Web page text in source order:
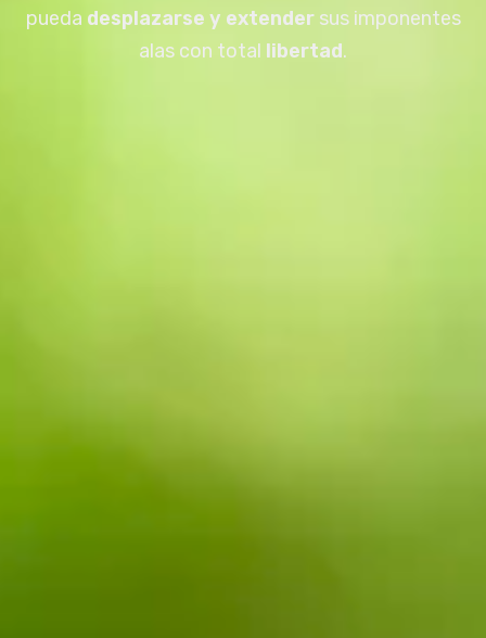
pueda desplazarse y extendersus imponentes
alas con total libertad.